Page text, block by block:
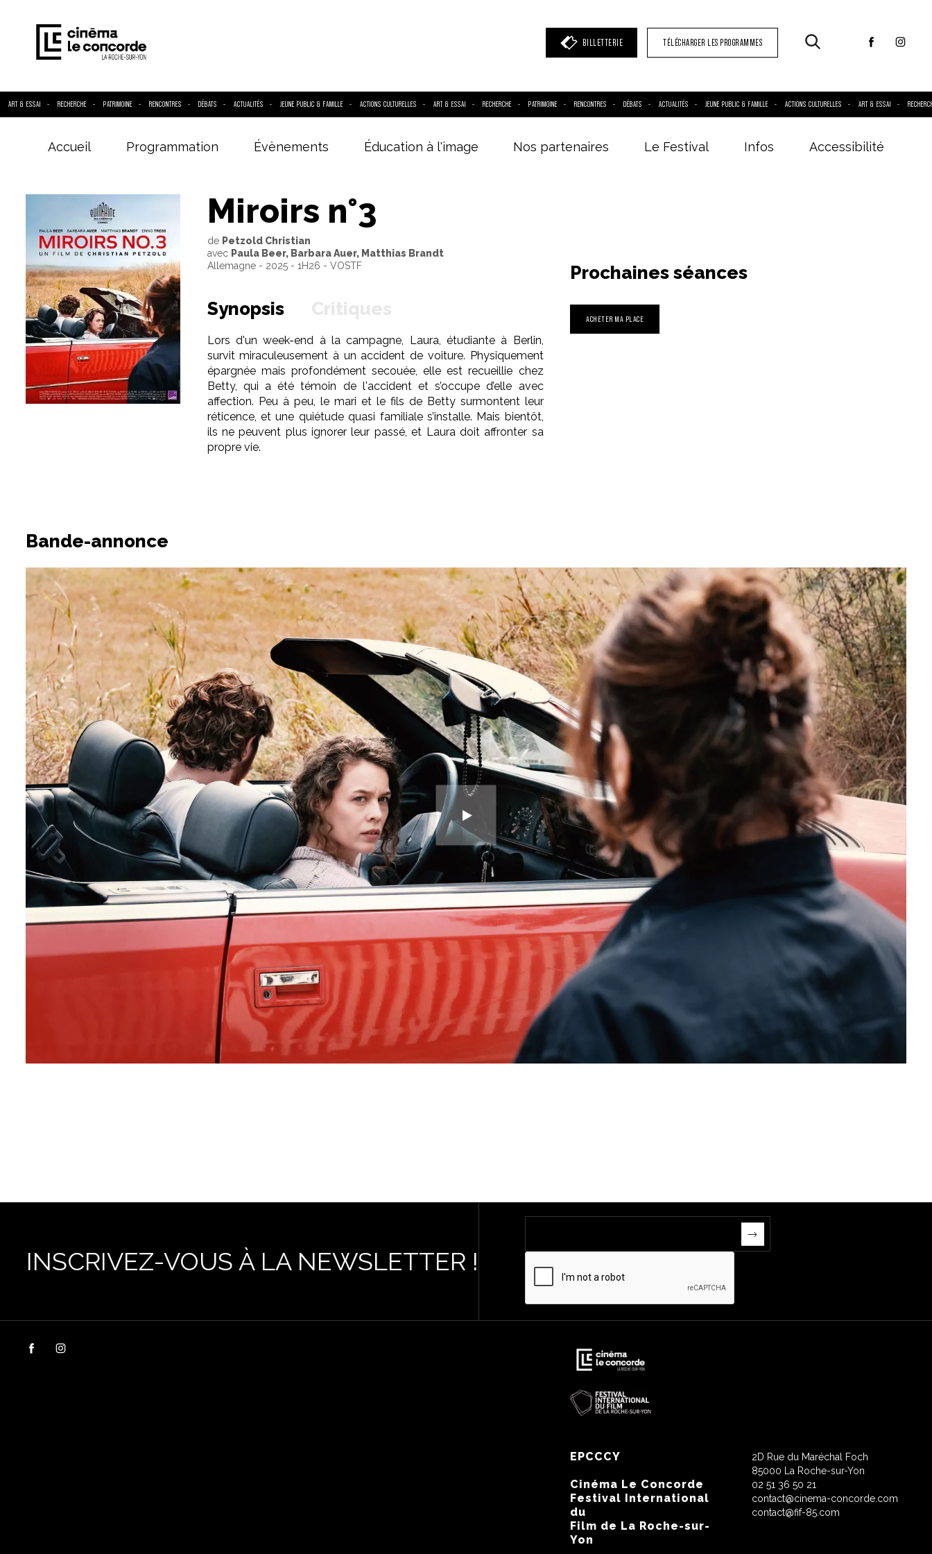
BILLETTERIE TÉLÉCHARGER LES PROGRAMMES
ART & ESSAI RECHERCHE PATRIMOINE RENCONTRES DÉBATS ACTUALITÉS JEUNE PUBLIC & FAMILLE ACTIONS CULTURELLES ART & ESSAI RECHERCHE PATRIMOINE RENCONTRES DÉBATS ACTUALITÉS JEUNE PUBLIC & FAMILLE ACTIONS CULTURELLES ART & ESSAI
Accueil Programmation Évènements Éducation à l'image Nos partenaires Le Festival Infos Accessibilité
Miroirs n°3
de Petzold Christian
avec Paula Beer, Barbara Auer, Matthias Brandt
Allemagne - 2025 - 1H26 - VOSTF
Synopsis
Lors d'un week-end à la campagne, Laura, étudiante à Berlin,
survit miraculeusement à un accident de voiture. Physiquement
épargnée mais profondément secouée, elle est recueillie chez
Betty, qui a été témoin de l'accident et s’occupe d’elle avec
affection. Peu à peu, le mari et le fils de Betty surmontent leur
réticence, et une quiétude quasi familiale s’installe. Mais bientôt,
ils ne peuvent plus ignorer leur passé, et Laura doit affronter sa
propre vie.
Prochaines séances
ACHETER MA PLACE
Bande-annonce
INSCRIVEZ-VOUS À LA NEWSLETTER !
EPCCCY
Cinéma Le Concorde
Festival International
du
Film de La Roche-sur-
Yon
2D Rue du Maréchal Foch
85000 La Roche-sur-Yon
02 51 36 50 21
contact@cinema-concorde.com
contact@fif-85.com